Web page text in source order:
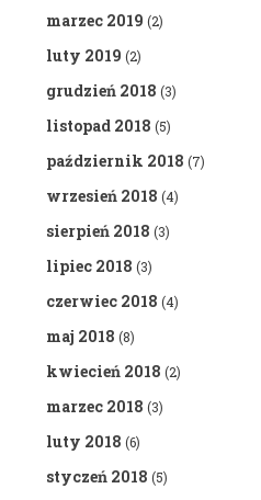
marzec 2019 (2)
luty 2019 (2)
grudzień 2018 (3)
listopad 2018 (5)
październik 2018 (7)
wrzesień 2018 (4)
sierpień 2018 (3)
lipiec 2018 (3)
czerwiec 2018 (4)
maj 2018 (8)
kwiecień 2018 (2)
marzec 2018 (3)
luty 2018 (6)
styczeń 2018 (5)